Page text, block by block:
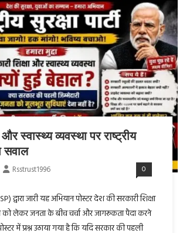
और स्वास्थ्य व्यवस्था पर राष्ट्रीय
सवाल
Rsstrust1996 0
द्वारा जारी यह अभियान पोस्टर देश की सरकारी शिक्षा
को लेकर जनता के बीच चर्चा और जागरूकता पैदा करने
में प्रश्न उठाया गया है कि यदि सरकार की पहली